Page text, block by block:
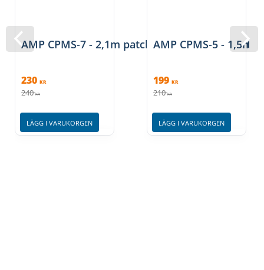
AMP CPMS-7 - 2,1m patchkablar färgkodade
230 KR
240 KR
LÄGG I VARUKORGEN
AMP CPMS-5 - 1,5m
199 KR
210 KR
LÄGG I VARUKORGEN